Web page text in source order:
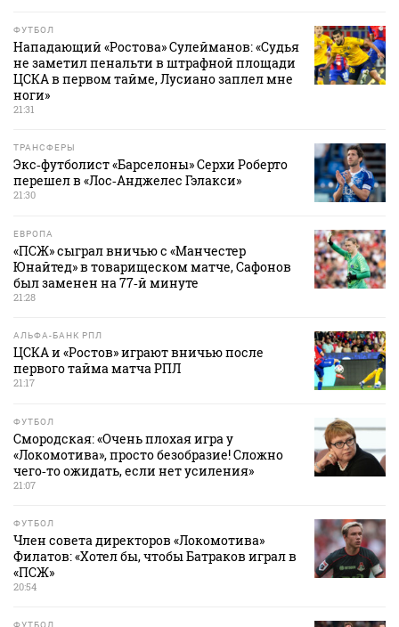
ФУТБОЛ
Нападающий «Ростова» Сулейманов: «Судья
не заметил пенальти в штрафной площади
ЦСКА в первом тайме, Лусиано заплел мне
ноги»
21:31
ТРАНСФЕРЫ
Экс‑футболист «Барселоны» Серхи Роберто
перешел в «Лос‑Анджелес Гэлакси»
21:30
ЕВРОПА
«ПСЖ» сыграл вничью с «Манчестер
Юнайтед» в товарищеском матче, Сафонов
был заменен на 77‑й минуте
21:28
АЛЬФА-БАНК РПЛ
ЦСКА и «Ростов» играют вничью после
первого тайма матча РПЛ
21:17
ФУТБОЛ
Смородская: «Очень плохая игра у
«Локомотива», просто безобразие! Сложно
чего‑то ожидать, если нет усиления»
21:07
ФУТБОЛ
Член совета директоров «Локомотива»
Филатов: «Хотел бы, чтобы Батраков играл в
«ПСЖ»
20:54
ФУТБОЛ